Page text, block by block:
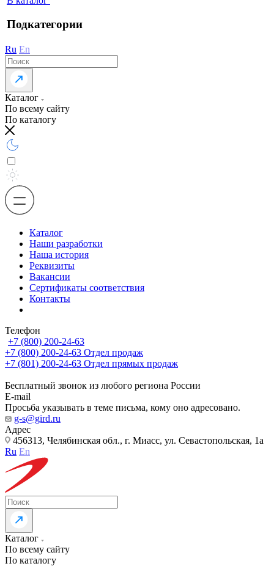
Подкатегории
Ru En
Каталог
По всему сайту
По каталогу
Каталог
Наши разработки
Наша история
Реквизиты
Вакансии
Сертификаты соответствия
Контакты
Телефон
+7 (800) 200-24-63
+7 (800) 200-24-63 Отдел продаж
+7 (801) 200-24-63 Отдел прямых продаж
Бесплатный звонок из любого региона России
E-mail
Просьба указывать в теме письма, кому оно адресовано.
g-s@gird.ru
Адрес
456313, Челябинская обл., г. Миасс, ул. Севастопольская, 1а
Ru En
Каталог
По всему сайту
По каталогу